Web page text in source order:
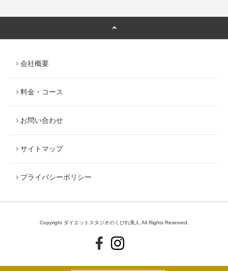
会社概要
料金・コース
お問い合わせ
サイトマップ
プライバシーポリシー
Copyright ダイエットスタジオのくびれ美人 All Rights Reserved.